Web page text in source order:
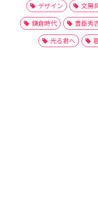
デザイン
文房
鎌倉時代
豊臣秀
光る君へ